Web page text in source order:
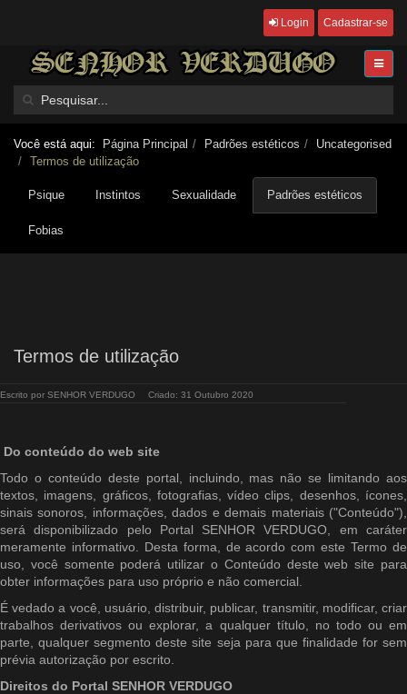
Login Cadastrar-se
Você está aqui: Página Principal Padrões estéticos
Uncategorised
Termos de utilização
Psique Instintos Sexualidade Padrões estéticos
Fobias
Termos de utilização
Escrito por SENHOR VERDUGO Criado: 31 Outubro 2020
Do conteúdo do web site
Todo o conteúdo deste portal, incluindo, mas não se limitando aos
textos, imagens, gráficos, fotografias, vídeo clips, desenhos, ícones,
sinais sonoros, informações, dados e demais materiais ("Conteúdo"),
será disponibilizado pelo Portal SENHOR VERDUGO, em caráter
meramente informativo. Desta forma, de acordo com este Termo de
uso, você somente poderá utilizar o Conteúdo deste web site para
obter informações para uso próprio e não comercial.
É vedado a você, usuário, distribuir, publicar, transmitir, modificar, criar
trabalhos derivativos ou explorar, a qualquer título, no todo ou em
parte, qualquer segmento deste site seja para que finalidade for sem
prévia autorização por escrito.
Direitos do Portal SENHOR VERDUGO